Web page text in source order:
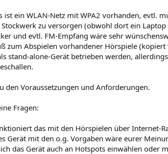
ist ein WLAN-Netz mit WPA2 vorhanden, evtl.
zu versorgen (obwohl dort ein Laptop
und evtl. FM-Empfang wäre sehr
zum Abspielen vorhandener Hörspiele (kopiert
stand-alone-Gerät betrieben werden,
den Voraussetzungen und Anforderungen.
Fragen:
das mit den Hörspielen über Internet-
Gerät mit den o.g. Vorgaben wäre eurer
das Gerät auch an Hotspots einwählen oder